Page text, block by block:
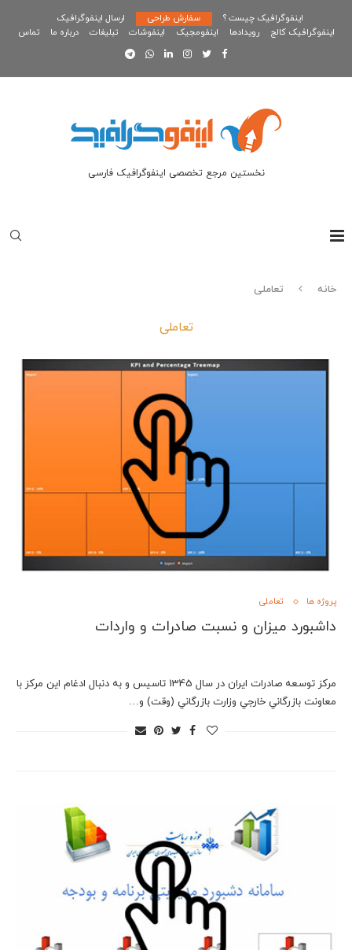
اینفوگرافیک چیست ؟ سفارش طراحی
ارسال اینفوگرافیک
اینفوگرافیک کالج
رویدادها اینفومجیک اینفوشات تبلیغات درباره ما تماس
نخستین مرجع تخصصی اینفوگرافیک فارسی
خانه تعاملی
تعاملی
پروژه ها تعاملی
داشبورد میزان و نسبت صادرات و واردات
مركز توسعه صادرات ايران در سال 1345 تاسيس و به دنبال ادغام اين مركز با
معاونت بازرگاني خارجي وزارت بازرگاني (وقت) و…